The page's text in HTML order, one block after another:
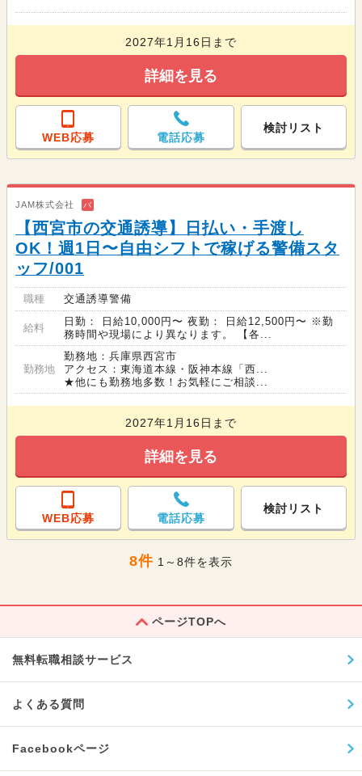
2027年1月16日まで
詳細を見る
WEB応募 電話応募
検討リスト
JAM株式会社 バ
【西宮市の交通誘導】日払い・手渡し
OK！週1日〜自由シフトで稼げる警備スタ
ッフ/001
職種 交通誘導警備
給料
日勤： 日給10,000円〜 夜勤： 日給12,500円〜 ※勤
務時間や現場により異なります。 【各...
勤務地
勤務地：兵庫県西宮市
アクセス：東海道本線・阪神本線「西...
★他にも勤務地多数！お気軽にご相談...
2027年1月16日まで
詳細を見る
WEB応募 電話応募
検討リスト
8件 1～8件を表示
ページTOPへ
無料転職相談サービス
よくある質問
Facebookページ